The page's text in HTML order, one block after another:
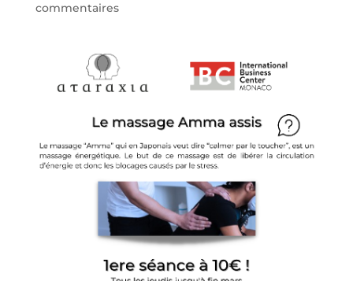
commentaires